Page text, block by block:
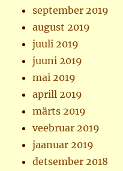
september 2019
august 2019
juuli 2019
juuni 2019
mai 2019
aprill 2019
märts 2019
veebruar 2019
jaanuar 2019
detsember 2018